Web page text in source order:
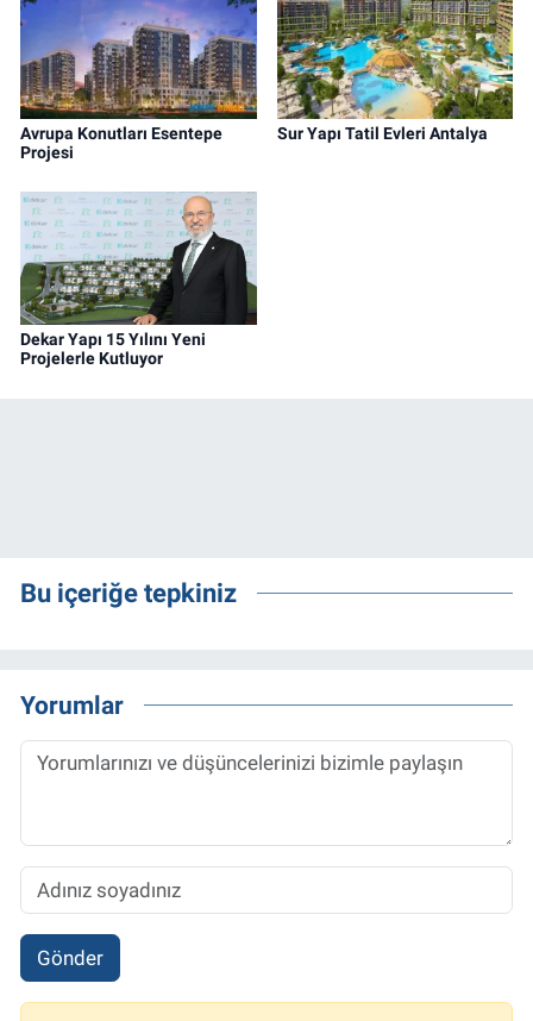
Avrupa Konutları Esentepe
Projesi
Sur Yapı Tatil Evleri Antalya
Dekar Yapı 15 Yılını Yeni
Projelerle Kutluyor
Bu içeriğe tepkiniz
Yorumlar
Gönder